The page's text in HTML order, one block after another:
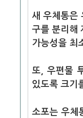
새 우체통은
구를 분리해
가능성을 최
또, 우편물
있도록 크기
소포는 우체